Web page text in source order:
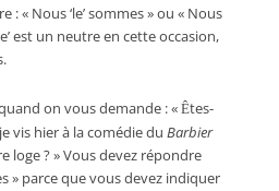
: « Nous ‘le’ sommes » ou « Nous
est un neutre en cette occasion,
on vous demande : « Êtes-
vis hier à la comédie du Barbier
loge ? » Vous devez répondre
» parce que vous devez indiquer